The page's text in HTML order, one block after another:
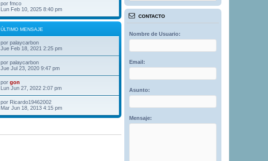
por fmco
Lun Feb 10, 2025 8:40 pm
ÚLTIMO MENSAJE
por palaycarbon
Jue Feb 18, 2021 2:25 pm
por palaycarbon
Jue Jul 23, 2020 9:47 pm
por gon
Lun Jun 27, 2022 2:07 pm
por Ricardo19462002
Mar Jun 18, 2013 4:15 pm
CONTACTO
Nombre de Usuario:
Email:
Asunto:
Mensaje: